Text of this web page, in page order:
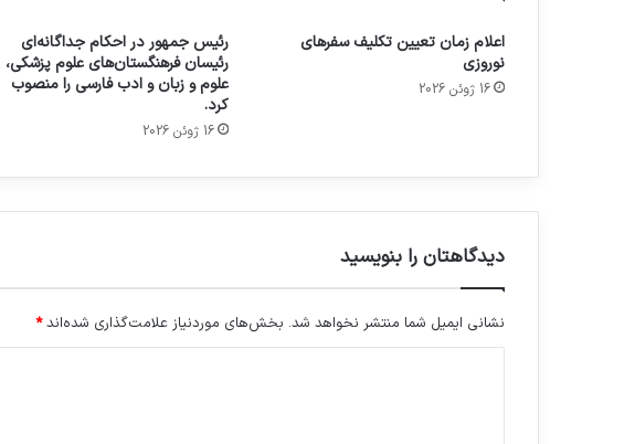
اعلام زمان تعیین تکلیف سفرهای
نوروزی
16 ژوئن 2026
رئیس جمهور در احکام جداگانه‌ای
رئیسان فرهنگستان‌های علوم پزشکی،
علوم و زبان و ادب فارسی را منصوب
کرد.
16 ژوئن 2026
دیدگاهتان را بنویسید
نشانی ایمیل شما منتشر نخواهد شد. بخش‌های موردنیاز علامت‌گذاری شده‌اند*